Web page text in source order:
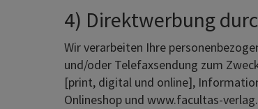
4) Direktwerbung
Wir verarbeiten Ihre
und/oder Telefaxsendung zum
[print, digital und online],
Onlineshop und www.facultas-